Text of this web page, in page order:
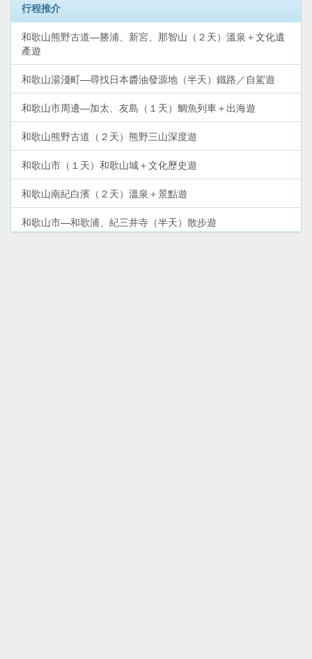
行程推介
和歌山熊野古道—勝浦、新宮、那智山（２天）溫泉＋文化遺
產遊
和歌山湯淺町—尋找日本醬油發源地（半天）鐵路／自駕遊
和歌山市周邊—加太、友島（１天）鯛魚列車＋出海遊
和歌山熊野古道（２天）熊野三山深度遊
和歌山市（１天）和歌山城＋文化歷史遊
和歌山南紀白濱（２天）溫泉＋景點遊
和歌山市—和歌浦、紀三井寺（半天）散步遊